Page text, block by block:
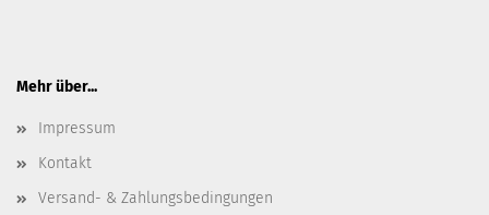
Mehr über...
Impressum
Kontakt
Versand- & Zahlungsbedingungen